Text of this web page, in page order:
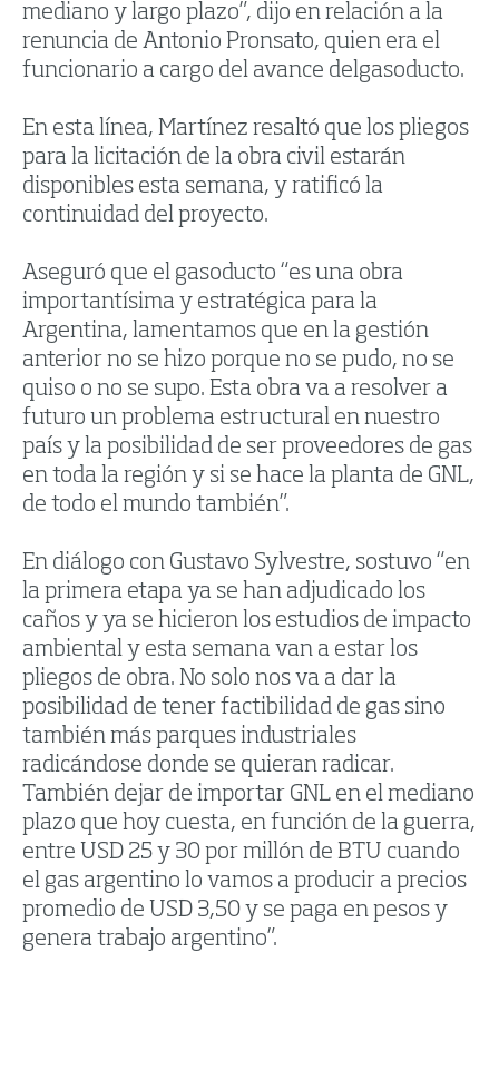
mediano y largo plazo”, dijo en relación a la
renuncia de Antonio Pronsato, quien era el
funcionario a cargo del avance delgasoducto.
En esta línea, Martínez resaltó que los pliegos
para la licitación de la obra civil estarán
disponibles esta semana, y ratificó la
continuidad del proyecto.
Aseguró que el gasoducto “es una obra
importantísima y estratégica para la
Argentina, lamentamos que en la gestión
anterior no se hizo porque no se pudo, no se
quiso o no se supo. Esta obra va a resolver a
futuro un problema estructural en nuestro
país y la posibilidad de ser proveedores de gas
en toda la región y si se hace la planta de GNL,
de todo el mundo también”.
En diálogo con Gustavo Sylvestre, sostuvo “en
la primera etapa ya se han adjudicado los
caños y ya se hicieron los estudios de impacto
ambiental y esta semana van a estar los
pliegos de obra. No solo nos va a dar la
posibilidad de tener factibilidad de gas sino
también más parques industriales
radicándose donde se quieran radicar.
También dejar de importar GNL en el mediano
plazo que hoy cuesta, en función de la guerra,
entre USD 25 y 30 por millón de BTU cuando
el gas argentino lo vamos a producir a precios
promedio de USD 3,50 y se paga en pesos y
genera trabajo argentino”.